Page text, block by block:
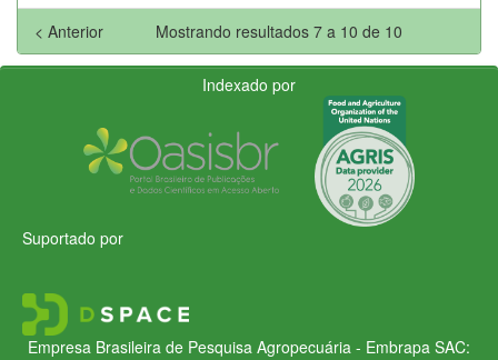
Mostrando resultados 7 a 10 de 10
< Anterior
Indexado por
Suportado por
Empresa Brasileira de Pesquisa Agropecuária - Embrapa SAC: